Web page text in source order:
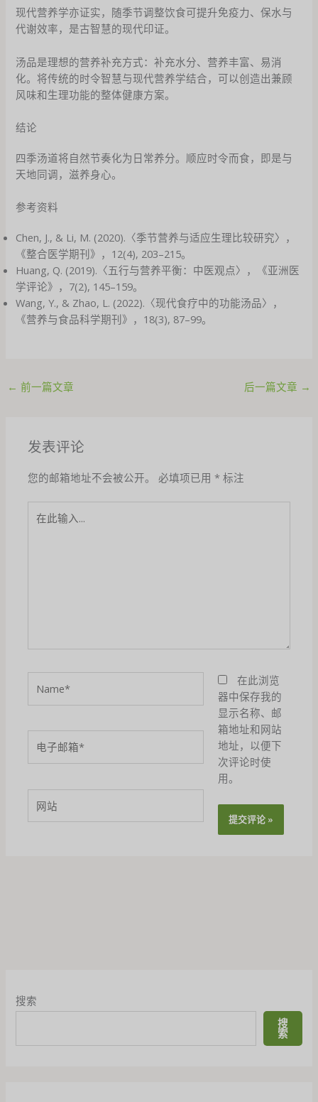
搜索
搜
索
现代营养学亦证实，随季节调整饮食可提升免疫力、保水与
代谢效率，是古智慧的现代印证。
汤品是理想的营养补充方式：补充水分、营养丰富、易消
化。将传统的时令智慧与现代营养学结合，可以创造出兼顾
风味和生理功能的整体健康方案。
结论
四季汤道将自然节奏化为日常养分。顺应时令而食，即是与
天地同调，滋养身心。
参考资料
Chen, J., & Li, M. (2020).〈季节营养与适应生理比较研究〉，
《整合医学期刊》，12(4), 203–215。
Huang, Q. (2019).〈五行与营养平衡：中医观点〉，《亚洲医
学评论》，7(2), 145–159。
Wang, Y., & Zhao, L. (2022).〈现代食疗中的功能汤品〉，
《营养与食品科学期刊》，18(3), 87–99。
← 前一篇文章 后一篇文章 →
发表评论
您的邮箱地址不会被公开。 必填项已用* 标注
子
箱
站
在此浏览
器中保存我的
显示名称、邮
箱地址和网站
地址，以便下
次评论时使
用。